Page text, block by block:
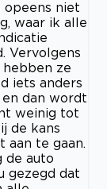
opeens niet
waar ik alle
Vervolgens
ze
iets anders
dan wordt
weinig tot
de kans
aan te gaan.
de auto
gezegd dat